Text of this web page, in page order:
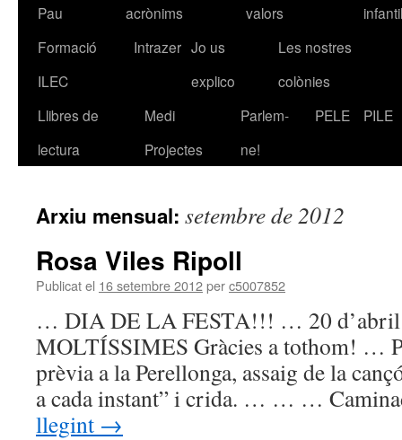
Pau
acrònims
valors
infantil
Formació
ILEC
Intrazer Jo us
explico
Les nostres
colònies
Llibres de
lectura
Medi
Projectes
Parlem-
ne!
PELE PILE
Arxiu mensual: setembre de 2012
Rosa Viles Ripoll
Publicat el 16 setembre 2012perc5007852
… DIA DE LA FESTA!!! … 20
MOLTÍSSIMES Gràcies a tothom! …
prèvia a la Perellonga, assaig de la
a cada instant” i crida. … … …
llegint →